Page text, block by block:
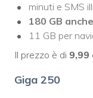
minuti e SMS
180 GB anche
11 GB per
Il prezzo è di 9,99
Giga 250